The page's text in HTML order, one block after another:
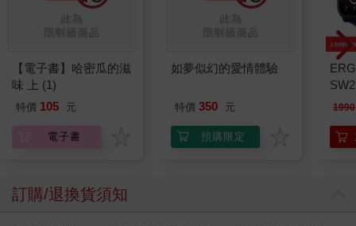
【電子書】哈密瓜的滋
味 上 (1)
特價 105 元
電子書
如夢似幻的愛情體驗
特價 350 元
預購限定
泳
1990
訂購/退換貨須知